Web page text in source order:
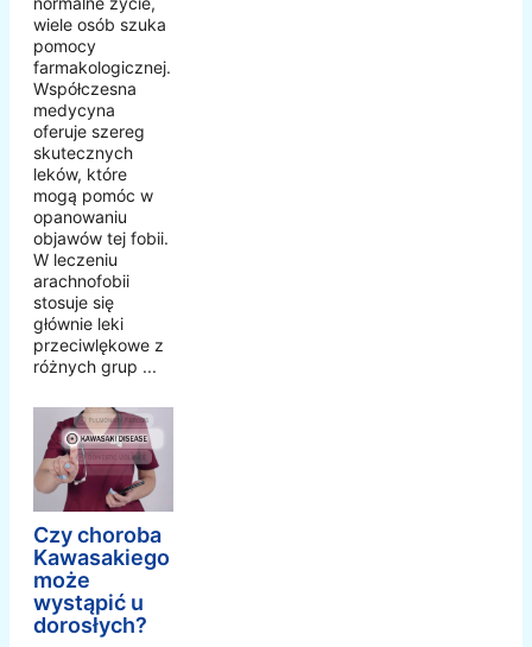
wiele osób szuka
pomocy
farmakologicznej.
Współczesna
medycyna
oferuje szereg
skutecznych
leków, które
mogą pomóc w
opanowaniu
objawów tej fobii.
W leczeniu
arachnofobii
stosuje się
głównie leki
przeciwlękowe z
różnych grup ...
Czy choroba
Kawasakiego
może
wystąpić u
dorosłych?